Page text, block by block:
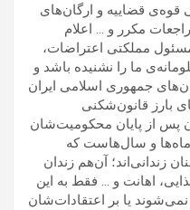
قوه‌ی قضاییه و ارگان‌های
مکرر و … اعلام
مملکتی اعتراضات،
ما را نشنیده باشد و
جمهوری اسلامی ایران
بارز قانون‌شکنی
پس از پایان محکومیت‌شان
و سال‌هاست که
زندانی‌اند؛ آن‌هم زندان
اهانت و … فقط به این
یا بر اعتقادات‌شان